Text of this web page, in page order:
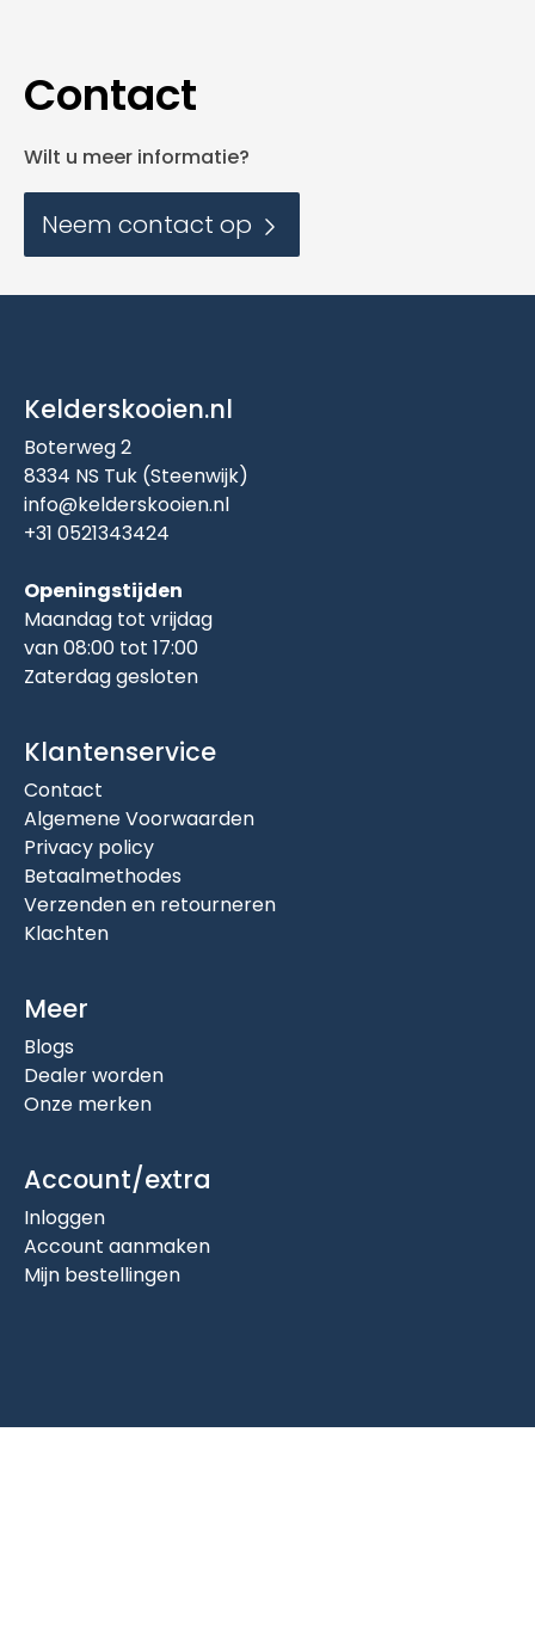
Contact
Wilt u meer informatie?
Neem contact op
Kelderskooien.nl
Boterweg 2
8334 NS Tuk (Steenwijk)
info@kelderskooien.nl
+31 0521343424
Openingstijden
Maandag tot vrijdag
van 08:00 tot 17:00
Zaterdag gesloten
Klantenservice
Contact
Algemene Voorwaarden
Privacy policy
Betaalmethodes
Verzenden en retourneren
Klachten
Meer
Blogs
Dealer worden
Onze merken
Account/extra
Inloggen
Account aanmaken
Mijn bestellingen